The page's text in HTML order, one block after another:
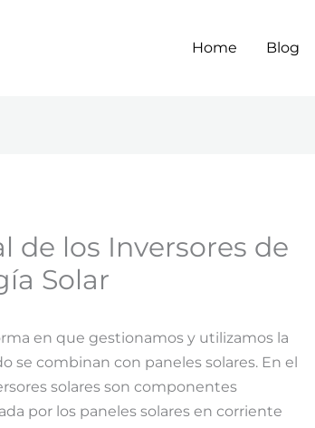
Home Blog
de los Inversores de
Solar
en que gestionamos y utilizamos la
combinan con paneles solares. En el
solares son componentes
por los paneles solares en corriente